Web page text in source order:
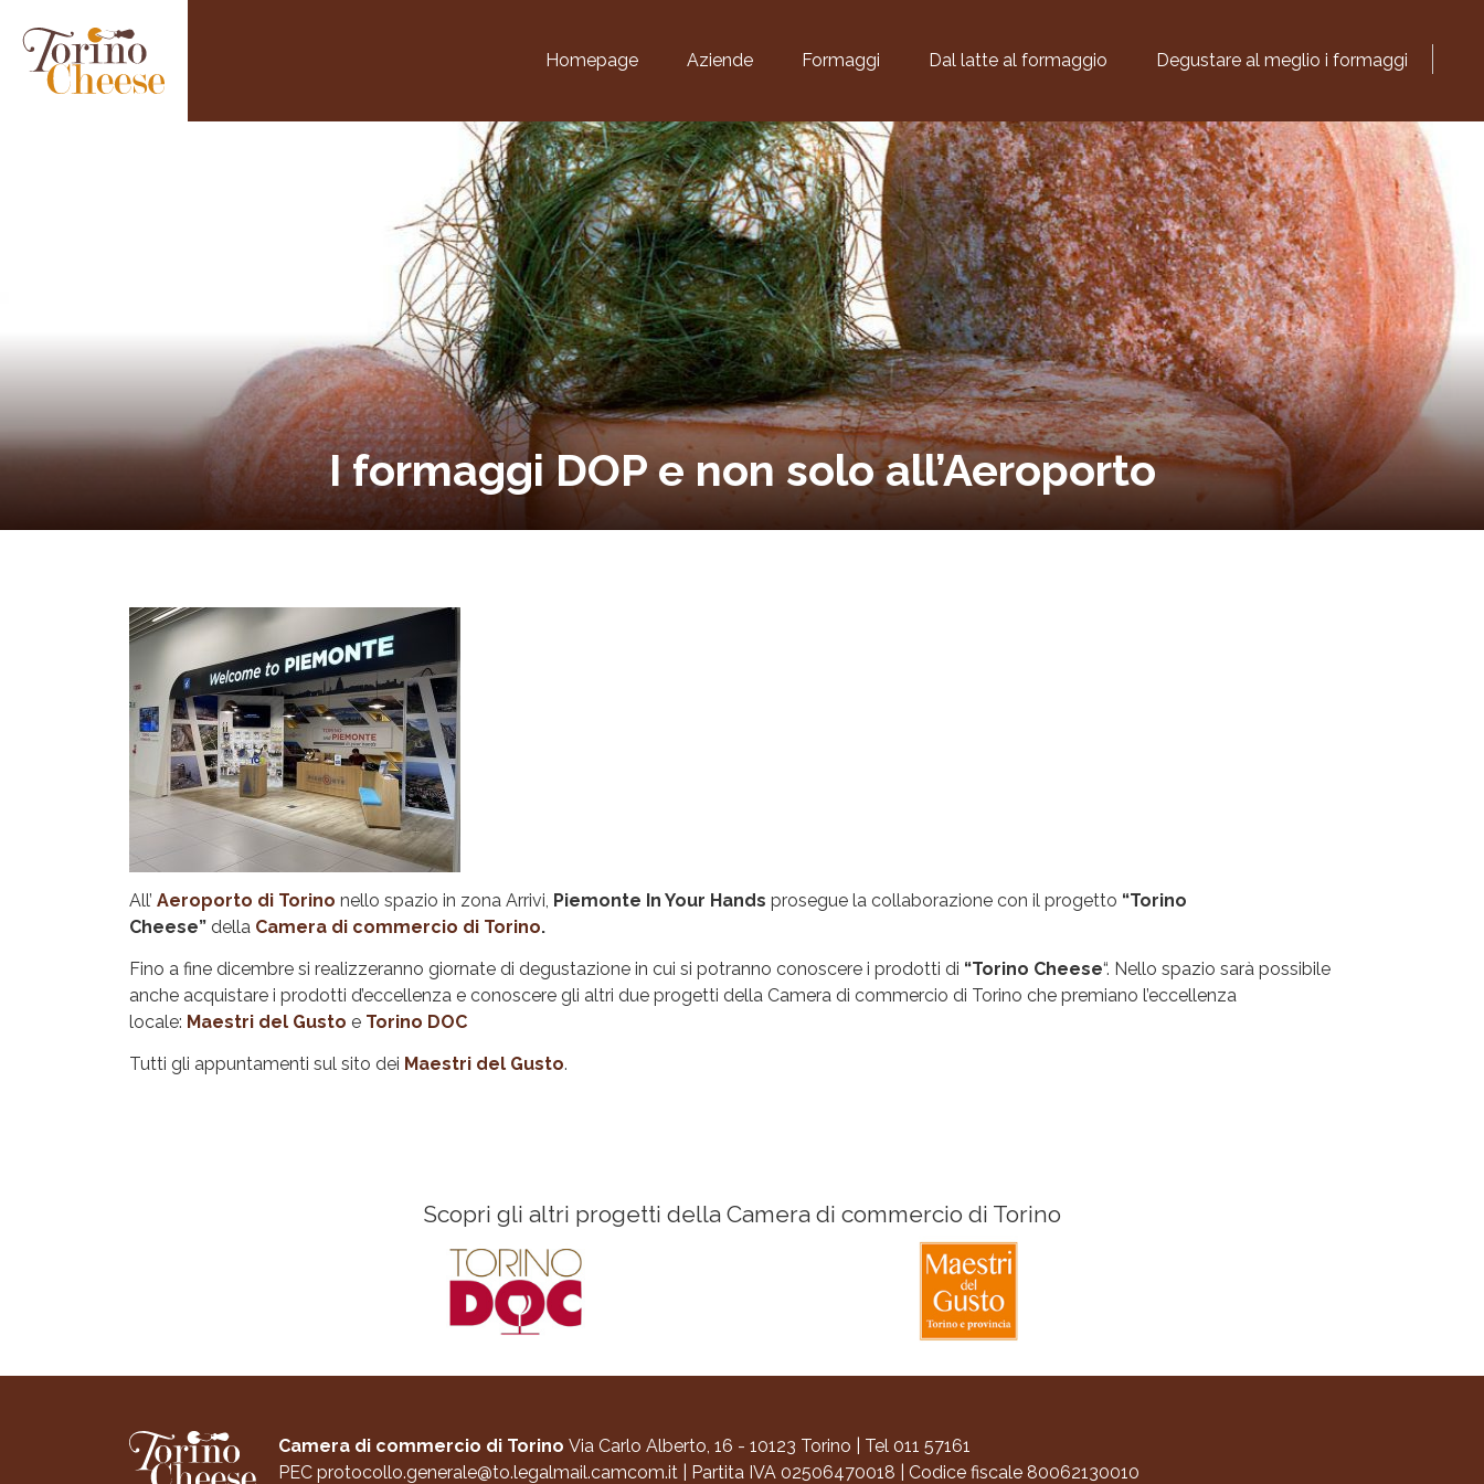
Homepage Aziende Formaggi Dal latte al formaggio Degustare al meglio i formaggi
I formaggi DOP e non solo all’Aeroporto
All’ Aeroporto di Torino nello spazio in zona Arrivi, Piemonte In Your Hands prosegue la collaborazione con il progetto “Torino
Cheese” della Camera di commercio di Torino.
Fino a fine dicembre si realizzeranno giornate di degustazione in cui si potranno conoscere i prodotti di “Torino Cheese“. Nello spazio sarà possibile
anche acquistare i prodotti d’eccellenza e conoscere gli altri due progetti della Camera di commercio di Torino che premiano l’eccellenza
locale: Maestri del Gusto e Torino DOC
Tutti gli appuntamenti sul sito dei Maestri del Gusto.
Scopri gli altri progetti della Camera di commercio di Torino
Camera di commercio di Torino Via Carlo Alberto, 16 - 10123 Torino
Tel 011 57161
PEC protocollo.generale@to.legalmail.camcom.it Partita IVA 02506470018 Codice fiscale 80062130010